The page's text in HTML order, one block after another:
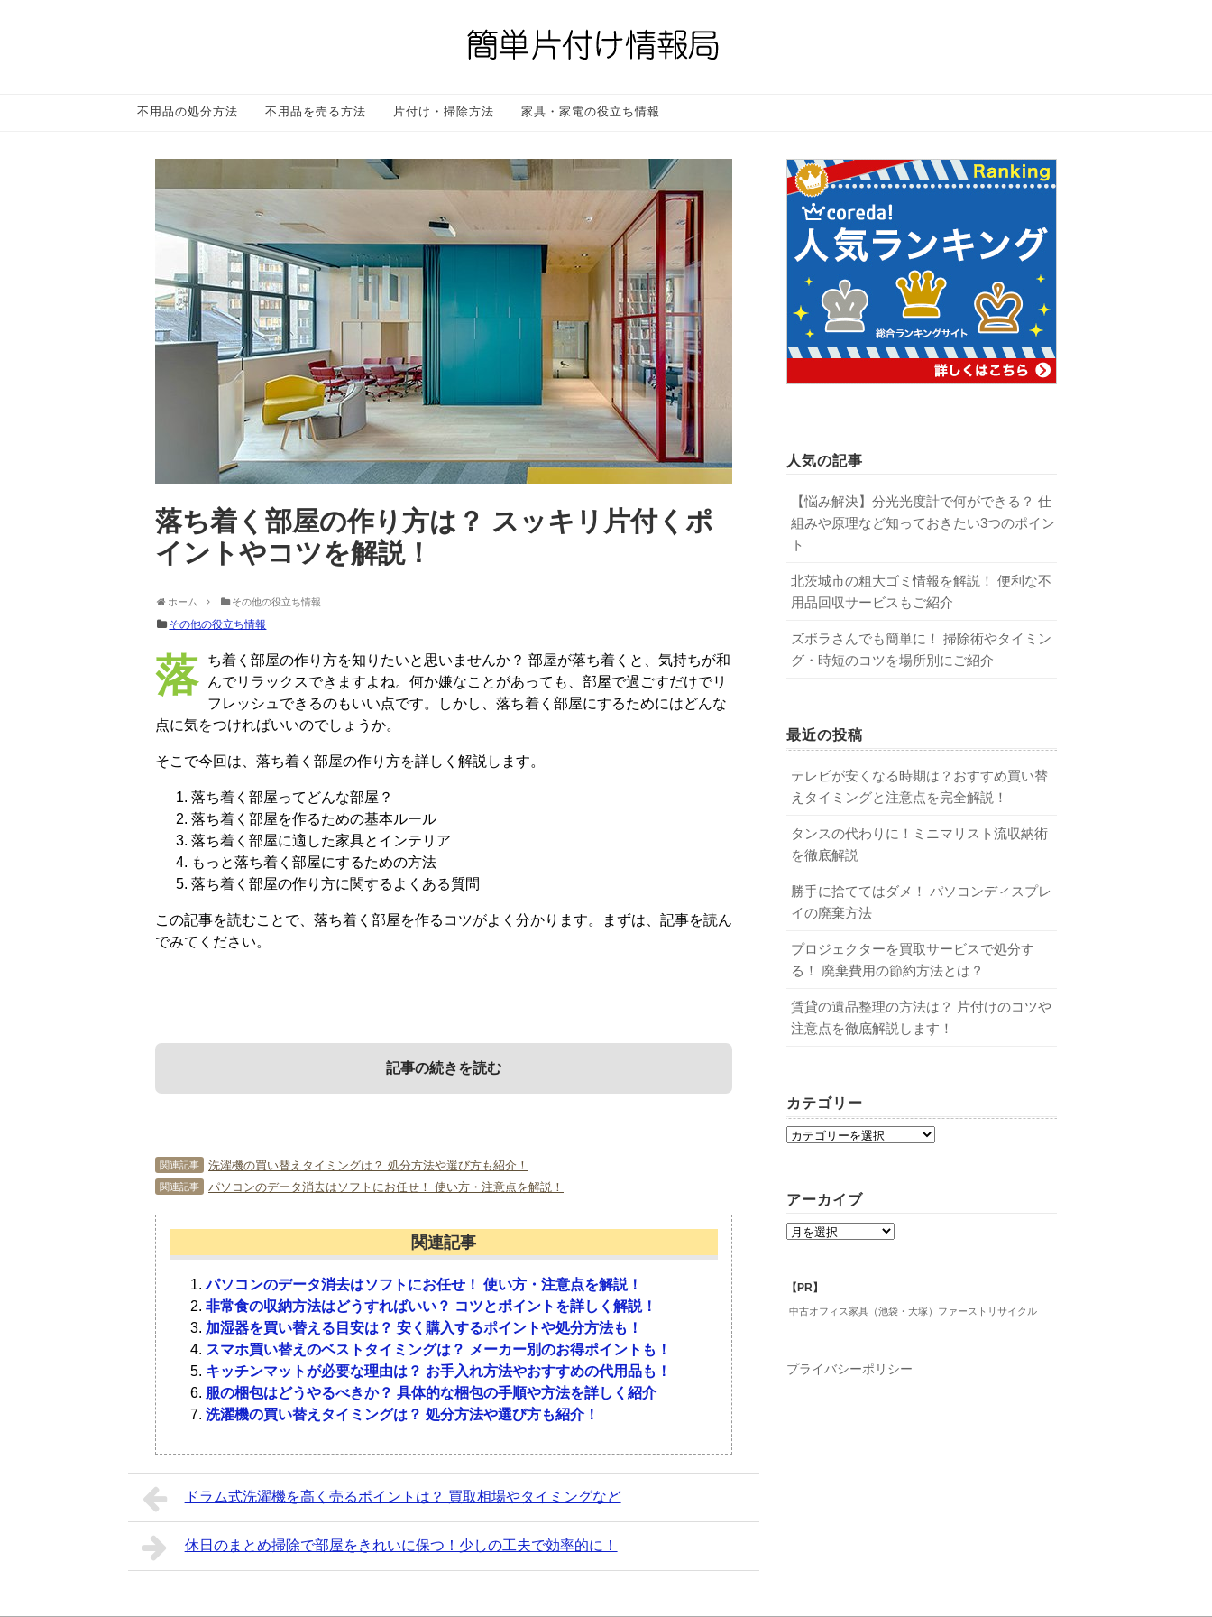
不用品の処分方法 不用品を売る方法 片付け・掃除方法 家具・家電の役立ち情報
落ち着く部屋の作り方は？ スッキリ片付くポ
イントやコツを解説！
ホーム その他の役立ち情報
その他の役立ち情報
落ち着く部屋の作り方を知りたいと思いませんか？ 部屋が落ち着くと、気持ちが和
んでリラックスできますよね。何か嫌なことがあっても、部屋で過ごすだけでリ
フレッシュできるのもいい点です。しかし、落ち着く部屋にするためにはどんな
点に気をつければいいのでしょうか。
そこで今回は、落ち着く部屋の作り方を詳しく解説します。
落ち着く部屋ってどんな部屋？
落ち着く部屋を作るための基本ルール
落ち着く部屋に適した家具とインテリア
もっと落ち着く部屋にするための方法
落ち着く部屋の作り方に関するよくある質問
この記事を読むことで、落ち着く部屋を作るコツがよく分かります。まずは、記事を読ん
でみてください。
記事の続きを読む
1．落ち着く部屋ってどんな部屋？
最初に、落ち着く部屋にはどんな特徴があるのか見ていきましょう。
1-1． 掃除が行き届いている
落ち着く部屋は、いつも掃除が行き届いています。ゴミが散らかっていたりホコリが舞っ
ていたりすることはありません。清潔な空間に身を置くと、すがすがしい気持ちになった
り何でも前向きに考えられたりします。清潔な部屋や病気になる心配も少ないので、安心
して過ごせるのも特徴です。
1-2．整理整頓ができている
整理整頓ができていて、片付いている部屋も落ち着くものです。ものがゴチャゴチャして
いる部屋では、無意識に多くの情報が目に入るため落ち着きません。収納の許容量以上の
ものが置いてあったり適切な位置に置かれていなかったりするのでは、雑念がわきやすい
3．落ち着く部屋に適した家具とインテリア
落ち着く部屋にするためには、家具やインテリアの選び方も重要なポイントです。
3-1． 目的に合った家具やインテリアを選ぼう
落ち着く部屋作りをするには、目的に合った家具やインテリアを選びましょう。リビング
には、ソファーやラグなどリラックスできるものが必要です。勉強部屋や書斎には、機能
的なデスクやチェアーを用意しましょう。部屋ごとの目的に合った家具やインテリアがそ
ろっていれば、落ち着いて過ごしやすくなります。
3-2．家具の配置やレイアウトを見直す
家具の配置やレイアウトを見直すことで、落ち着く部屋になります。家具はなるべく壁に
沿って配置し、同じ高さのものが並ぶようにするといいでしょう。安定感が増して、落ち
着きます。また、家具の上にものを置かないことも大切です。場合によっては、家具の買
5．落ち着く部屋の作り方に関するよくある質問
最後に、落ち着く部屋の作り方に関する質問に回答します。それぞれ参考にしてくださ
い。
Q．雑誌でおすすめしていた色使いにしても落ち着かないのですが？
A．人によって落ち着く色合いが異なることが理由でしょう。また、雑誌で使われている
インテリアと実際のインテリアが異なるので、まったく同じに再現することはできませ
ん。あくまでも参考にし、自分が落ち着く色使いを探してみてください。
Q．落ち着く部屋作りに向く本棚の特徴は？
A．ロータイプの本棚です。重心が低くて安定していることから、安心して使うことがで
きます。反対に、背が高い本棚は無意識に倒れることを心配したり視界に入って邪魔にな
ったりするなど落ち着きません。
A．まずは、整理整頓をしてみてください。趣味のコレクションでも、部屋にあふれてい
る状態では落ち着かず、日常生活に支障が出ます。処分する予定がないのなら、レンタル
スペースを借りることも考えてみるといいでしょう。
関連記事 洗濯機の買い替えタイミングは？ 処分方法や選び方も紹介！
関連記事 パソコンのデータ消去はソフトにお任せ！ 使い方・注意点を解説！
関連記事
パソコンのデータ消去はソフトにお任せ！ 使い方・注意点を解説！
非常食の収納方法はどうすればいい？ コツとポイントを詳しく解説！
加湿器を買い替える目安は？ 安く購入するポイントや処分方法も！
スマホ買い替えのベストタイミングは？ メーカー別のお得ポイントも！
キッチンマットが必要な理由は？ お手入れ方法やおすすめの代用品も！
服の梱包はどうやるべきか？ 具体的な梱包の手順や方法を詳しく紹介
洗濯機の買い替えタイミングは？ 処分方法や選び方も紹介！
ドラム式洗濯機を高く売るポイントは？ 買取相場やタイミングなど
休日のまとめ掃除で部屋をきれいに保つ！少しの工夫で効率的に！
人気の記事
【悩み解決】分光光度計で何ができる？ 仕
組みや原理など知っておきたい3つのポイン
ト
北茨城市の粗大ゴミ情報を解説！ 便利な不
用品回収サービスもご紹介
ズボラさんでも簡単に！ 掃除術やタイミン
グ・時短のコツを場所別にご紹介
最近の投稿
テレビが安くなる時期は？おすすめ買い替
えタイミングと注意点を完全解説！
タンスの代わりに！ミニマリスト流収納術
を徹底解説
勝手に捨ててはダメ！ パソコンディスプレ
イの廃棄方法
プロジェクターを買取サービスで処分す
る！ 廃棄費用の節約方法とは？
賃貸の遺品整理の方法は？ 片付けのコツや
注意点を徹底解説します！
カテゴリー
アーカイブ
【PR】
中古オフィス家具（池袋・大塚）ファーストリサイクル
プライバシーポリシー